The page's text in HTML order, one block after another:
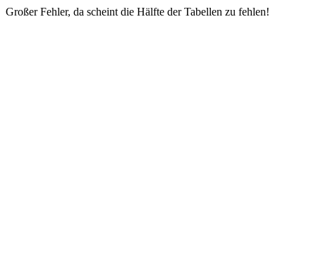
Großer Fehler, da scheint die Hälfte der Tabellen zu fehlen!